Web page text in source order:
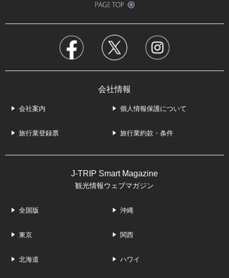
会社情報
会社案内 個人情報保護について
旅行業登録票 旅行業約款・条件
J-TRIP Smart Magazine
観光情報ウェブマガジン
全国版 沖縄
東京 関西
北海道 ハワイ